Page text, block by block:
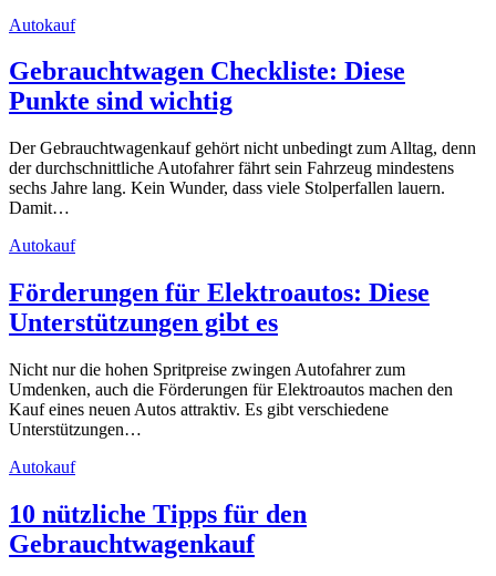
Autokauf
Gebrauchtwagen Checkliste: Diese
Punkte sind wichtig
Der Gebrauchtwagenkauf gehört nicht unbedingt zum Alltag, denn
der durchschnittliche Autofahrer fährt sein Fahrzeug mindestens
sechs Jahre lang. Kein Wunder, dass viele Stolperfallen lauern.
Damit…
Autokauf
Förderungen für Elektroautos: Diese
Unterstützungen gibt es
Nicht nur die hohen Spritpreise zwingen Autofahrer zum
Umdenken, auch die Förderungen für Elektroautos machen den
Kauf eines neuen Autos attraktiv. Es gibt verschiedene
Unterstützungen…
Autokauf
10 nützliche Tipps für den
Gebrauchtwagenkauf